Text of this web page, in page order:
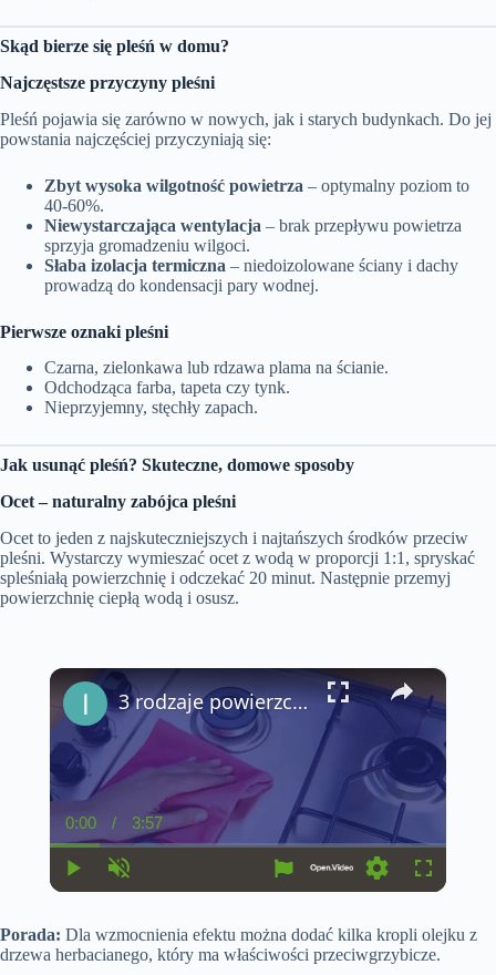
Skąd bierze się pleśń w domu?
Najczęstsze przyczyny pleśni
Pleśń pojawia się zarówno w nowych, jak i starych budynkach. Do jej
powstania najczęściej przyczyniają się:
Zbyt wysoka wilgotność powietrza – optymalny poziom to
40-60%.
Niewystarczająca wentylacja – brak przepływu powietrza
sprzyja gromadzeniu wilgoci.
Słaba izolacja termiczna – niedoizolowane ściany i dachy
prowadzą do kondensacji pary wodnej.
Pierwsze oznaki pleśni
Czarna, zielonkawa lub rdzawa plama na ścianie.
Odchodząca farba, tapeta czy tynk.
Nieprzyjemny, stęchły zapach.
Jak usunąć pleśń? Skuteczne, domowe sposoby
Ocet – naturalny zabójca pleśni
Ocet to jeden z najskuteczniejszych i najtańszych środków przeciw
pleśni. Wystarczy wymieszać ocet z wodą w proporcji 1:1, spryskać
spleśniałą powierzchnię i odczekać 20 minut. Następnie przemyj
powierzchnię ciepłą wodą i osusz.
×
y
u
t
e
C
u
r
e
t
T
i
0:00 /
D
u
t
o
n
3:57
t
i
n
l
s
c
3 rodzaje powierzchni, których nigdy nie należy czyścić ściereczką z mikrofibry
Porada: Dla wzmocnienia efektu można dodać kilka kropli olejku z
drzewa herbacianego, który ma właściwości przeciwgrzybicze.